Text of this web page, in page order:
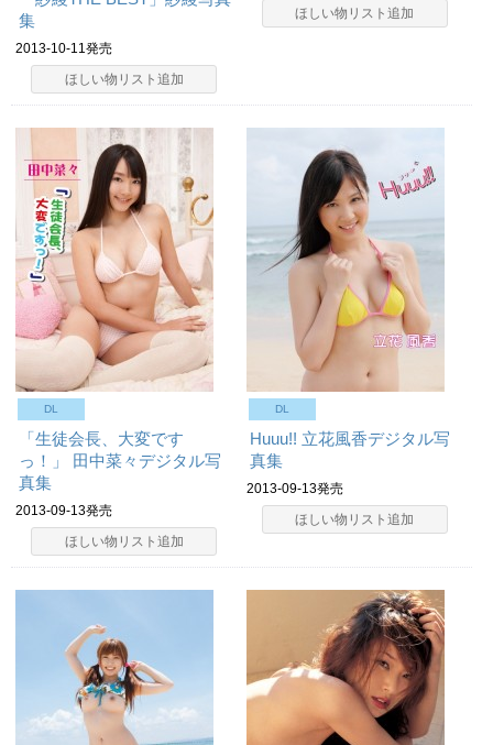
集
2013-10-11発売
ほしい物リスト追加
ほしい物リスト追加
DL
「生徒会長、大変です
っ！」 田中菜々デジタル写
真集
2013-09-13発売
ほしい物リスト追加
DL
Huuu!! 立花風香デジタル写
真集
2013-09-13発売
ほしい物リスト追加